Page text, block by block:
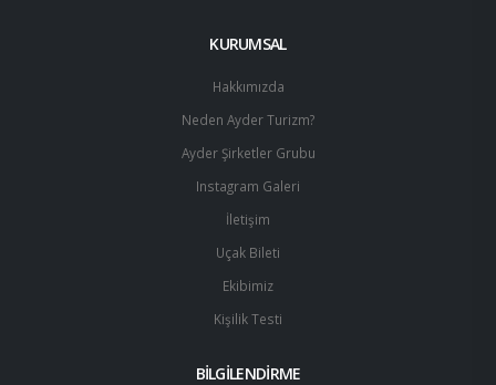
KURUMSAL
Hakkımızda
Neden Ayder Turizm?
Ayder Şirketler Grubu
Instagram Galeri
İletişim
Uçak Bileti
Ekibimiz
Kişilik Testi
BİLGİLENDİRME